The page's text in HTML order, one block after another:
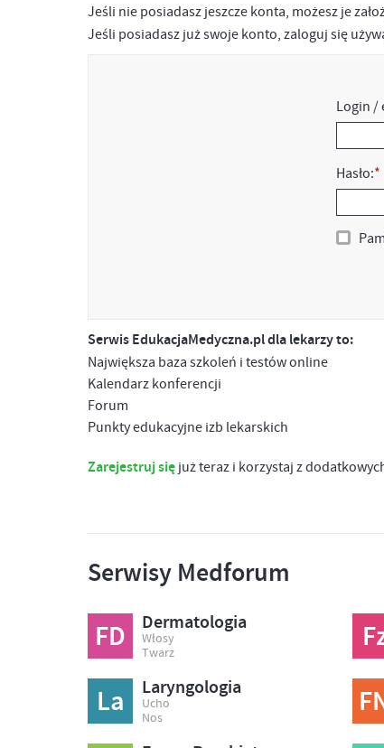
Jeśli nie posiadasz jeszcze konta, możesz je
Jeśli posiadasz już swoje konto, zaloguj się
Login /
Hasło:*
Serwis EdukacjaMedyczna.pl dla lekarzy to:
Największa baza szkoleń i testów online
Kalendarz konferencji
Forum
Punkty edukacyjne izb lekarskich
Zarejestruj się już teraz i korzystaj z
Serwisy Medforum
FD Dermatologia
Włosy
Twarz
La Laryngologia
Ucho
Nos